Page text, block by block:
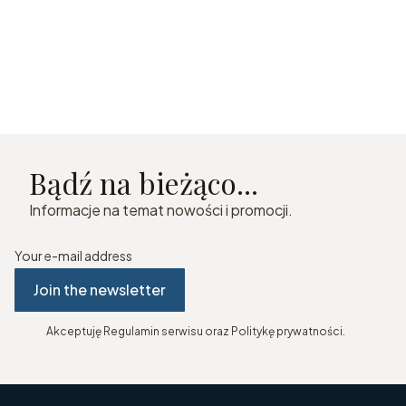
Bądź na bieżąco...
Informacje na temat nowości i promocji.
Your e-mail address
Join the newsletter
Akceptuję Regulamin serwisu oraz Politykę prywatności.